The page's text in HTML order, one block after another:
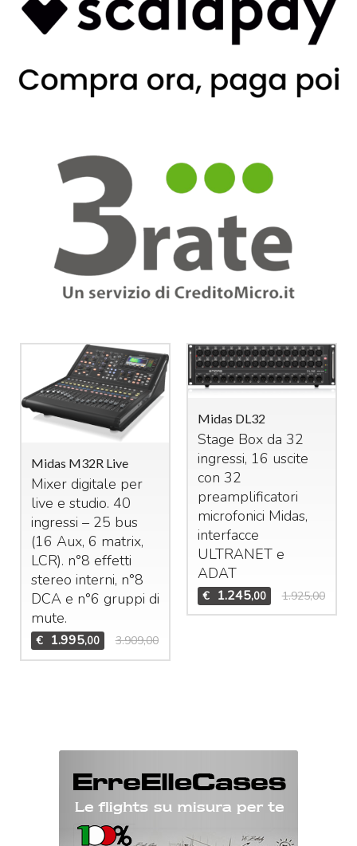
Midas M32R Live
Mixer digitale per
live e studio. 40
ingressi – 25 bus
(16 Aux, 6 matrix,
LCR). n°8 effetti
stereo interni, n°8
DCAe n°6 gruppi di
mute.
€ 1.995,00 3.909,00
Midas DL32
Stage Box da 32
ingressi, 16 uscite
con 32
preamplificatori
microfonici Midas,
interfacce
ULTRANETe
ADAT
€ 1.245,00 1.925,00